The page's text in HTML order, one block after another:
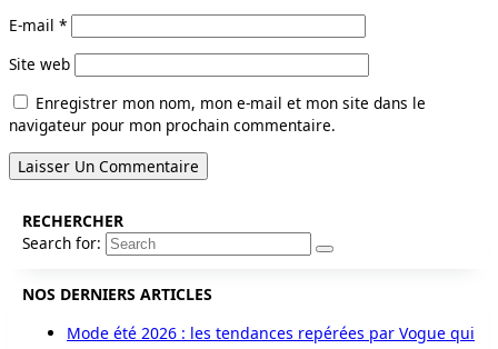
E-mail *
Site web
Enregistrer mon nom, mon e-mail et mon site dans le
navigateur pour mon prochain commentaire.
RECHERCHER
Search for:
NOS DERNIERS ARTICLES
Mode été 2026 : les tendances repérées par Vogue qui